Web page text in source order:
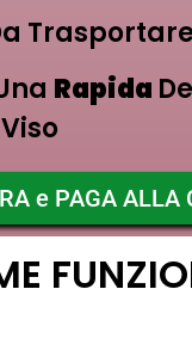
Rapida
e PAGA ALLA